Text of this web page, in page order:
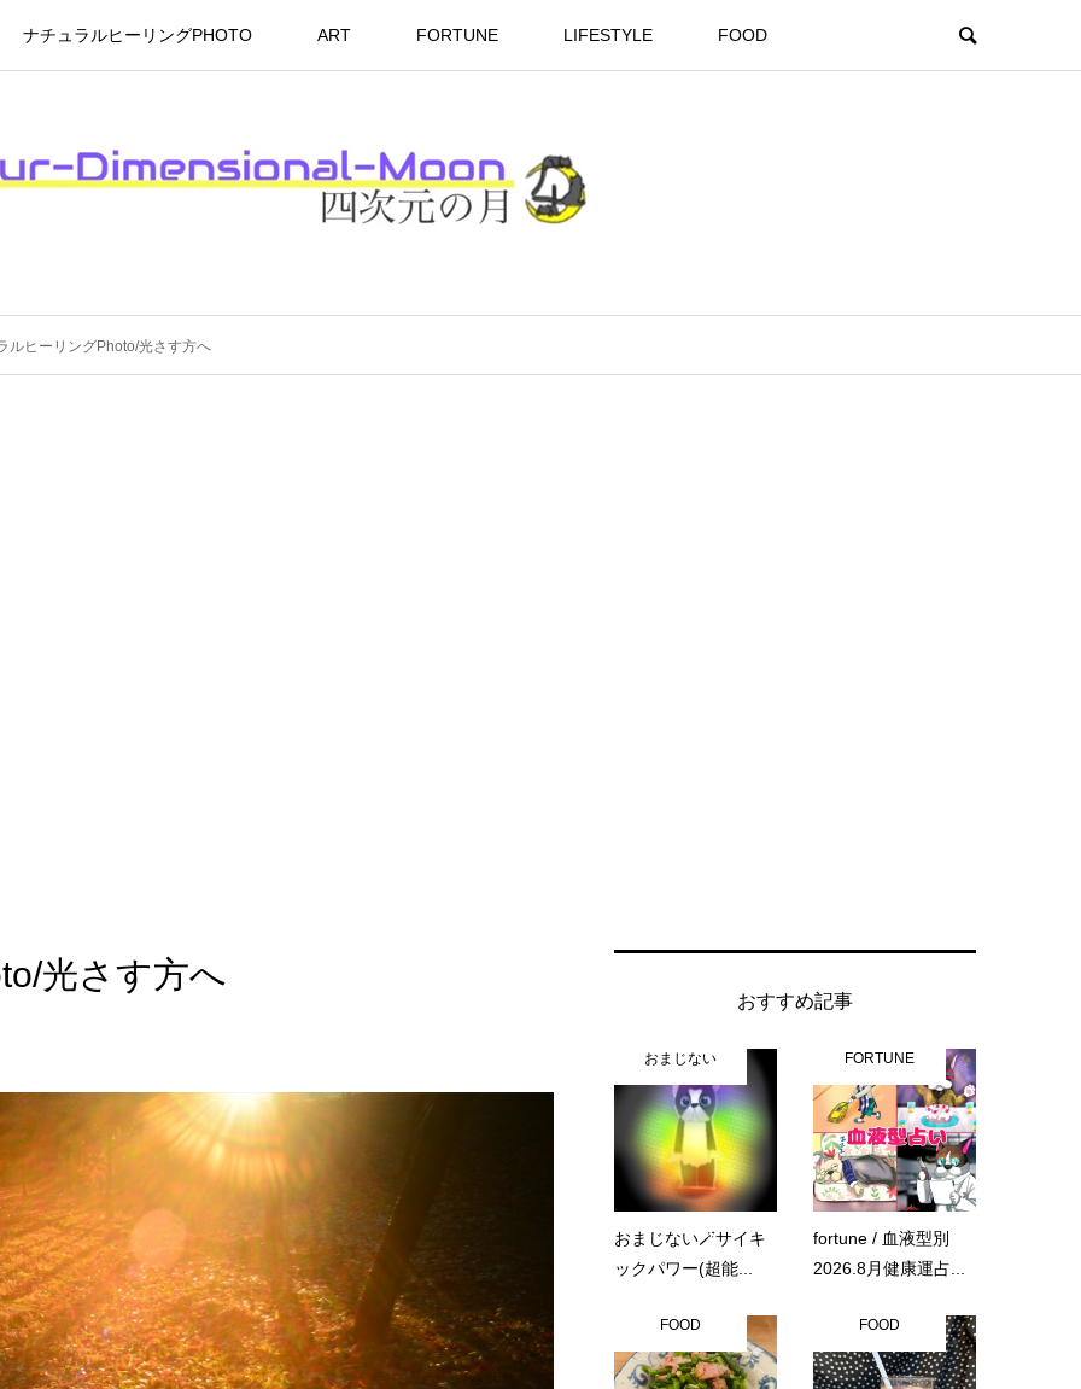
ナチュラルヒーリングPHOTO ART FORTUNE LIFESTYLE FOOD
ルヒーリングPhoto/光さす方へ
光さす方へ
おすすめ記事
おまじない
おまじない🪄サイキ
ックパワー(超能...
FORTUNE
fortune / 血液型別
2026.8月健康運占...
FOOD FOOD